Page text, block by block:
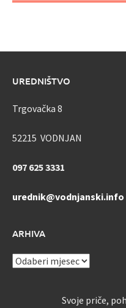
UREDNIŠTVO
Trgovačka 8
52215 VODNJAN
097 625 3331
urednik@vodnjanski.info
ARHIVA
ARHIVA
Svoje priče,